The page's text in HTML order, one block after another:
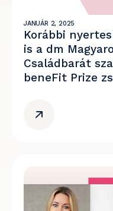
JANUÁR 2, 2025
Korábbi
is a dm
Családbarát
beneFit Prize